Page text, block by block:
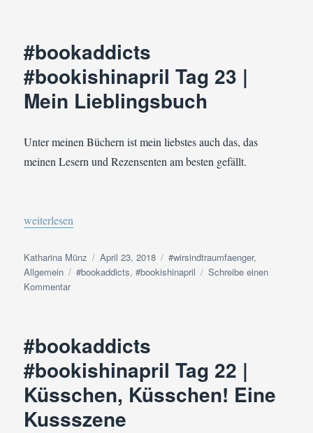
24
A
place
to
–
besondere
#bookaddicts
#bookishinapril Tag 23 |
Mein Lieblingsbuch
Unter meinen Büchern ist mein liebstes auch das, das
meinen Lesern und Rezensenten am besten gefällt.
„#bookaddicts #bookishinapril Tag 23 | Mein Lieblingsbuch“
weiterlesen
Autor
Katharina Münz
Veröffentlicht
am
April 23, 2018 Kategorien
#wirsindtraumfaenger,
Allgemein
Schlagwörter
#bookaddicts,#bookishinapril
Schreibe einen
Kommentarzu
23
Mein
Lieblingsbuch
#bookaddicts
#bookishinapril Tag 22 |
Küsschen, Küsschen! Eine
Kussszene